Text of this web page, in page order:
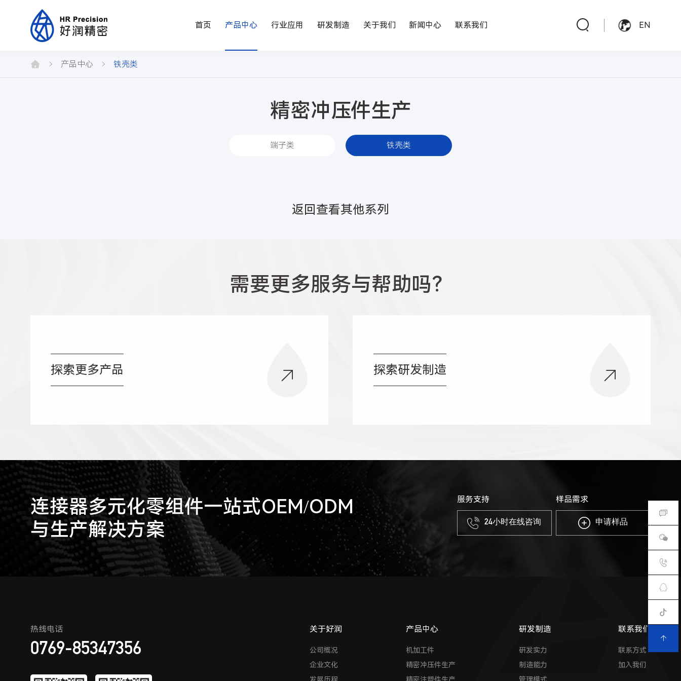
首页 产品中心 行业应用 研发制造 关于我们 新闻中心 联系我们 EN
产品中心 铁壳类
精密冲压件生产
端子类 铁壳类
返回查看其他系列
需要更多服务与帮助吗？
探索更多产品 探索研发制造
连接器多元化零组件一站式OEM/ODM
与生产解决方案
服务支持
24小时在线咨询
样品需求
申请样品
热线电话
0769-85347356
关于好润
公司概况
企业文化
产品中心
机加工件
精密冲压件生产
研发制造
研发实力
制造能力
联系我们
联系方式
加入我们